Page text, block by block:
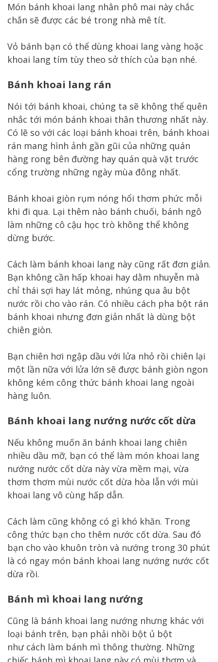
Món bánh khoai lang nhân phô mai này chắc
chắn sẽ được các bé trong nhà mê tít.
Vỏ bánh bạn có thể dùng khoai lang vàng hoặc
khoai lang tím tùy theo sở thích của bạn nhé.
Bánh khoai lang rán
Nói tới bánh khoai, chúng ta sẽ không thể quên
nhắc tới món bánh khoai thân thương nhất này.
Có lẽ so với các loại bánh khoai trên, bánh khoai
rán mang hình ảnh gần gũi của những quán
hàng rong bên đường hay quán quà vặt trước
cổng trường những ngày mùa đông nhất.
Bánh khoai giòn rụm nóng hổi thơm phức mỗi
khi đi qua. Lại thêm nào bánh chuối, bánh ngô
làm những cô cậu học trò không thể không
dừng bước.
Cách làm bánh khoai lang này cũng rất đơn giản.
Bạn không cần hấp khoai hay dằm nhuyễn mà
chỉ thái sợi hay lát mỏng, nhúng qua âu bột
nước rồi cho vào rán. Có nhiều cách pha bột rán
bánh khoai nhưng đơn giản nhất là dùng bột
chiên giòn.
Bạn chiên hơi ngập dầu với lửa nhỏ rồi chiên lại
một lần nữa với lửa lớn sẽ được bánh giòn ngon
không kém công thức bánh khoai lang ngoài
hàng luôn.
Bánh khoai lang nướng nước cốt dừa
Nếu không muốn ăn bánh khoai lang chiên
nhiều dầu mỡ, bạn có thể làm món khoai lang
nướng nước cốt dừa này vừa mềm mại, vừa
thơm thơm mùi nước cốt dừa hòa lẫn với mùi
khoai lang vô cùng hấp dẫn.
Cách làm cũng không có gì khó khăn. Trong
công thức bạn cho thêm nước cốt dừa. Sau đó
bạn cho vào khuôn tròn và nướng trong 30 phút
là có ngay món bánh khoai lang nướng nước cốt
dừa rồi.
Bánh mì khoai lang nướng
Cũng là bánh khoai lang nướng nhưng khác với
loại bánh trên, bạn phải nhồi bột ủ bột
như cách làm bánh mì thông thường. Những